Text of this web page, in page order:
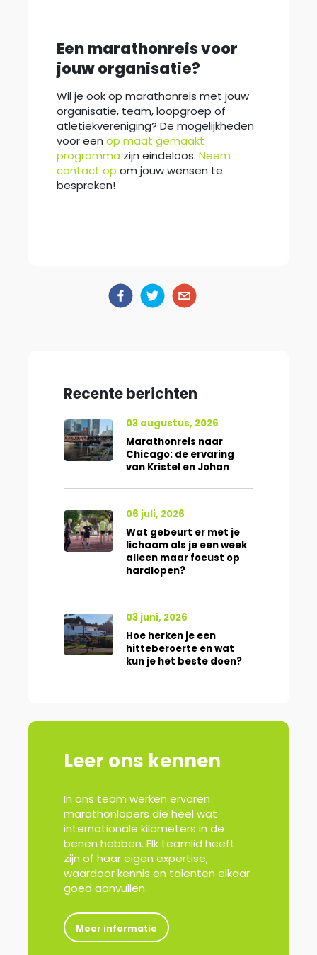
Een marathonreis voor
jouw organisatie?
Wil je ook op marathonreis met jouw
organisatie, team, loopgroep of
atletiekvereniging? De mogelijkheden
voor een op maat gemaakt
programma zijn eindeloos. Neem
contact op om jouw wensen te
bespreken!
Recente berichten
03 augustus, 2026
Marathonreis naar
Chicago: de ervaring
van Kristel en Johan
06 juli, 2026
Wat gebeurt er met je
lichaam als je een week
alleen maar focust op
hardlopen?
03 juni, 2026
Hoe herken je een
hitteberoerte en wat
kun je het beste doen?
Leer ons kennen
In ons team werken ervaren
marathonlopers die heel wat
internationale kilometers in de
benen hebben. Elk teamlid heeft
zijn of haar eigen expertise,
waardoor kennis en talenten elkaar
goed aanvullen.
Meer informatie